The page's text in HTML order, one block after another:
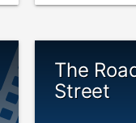
The
Street